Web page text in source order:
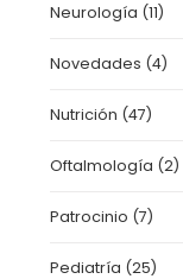
Neurología (11)
Novedades (4)
Nutrición (47)
Oftalmología (2)
Patrocinio (7)
Pediatría (25)